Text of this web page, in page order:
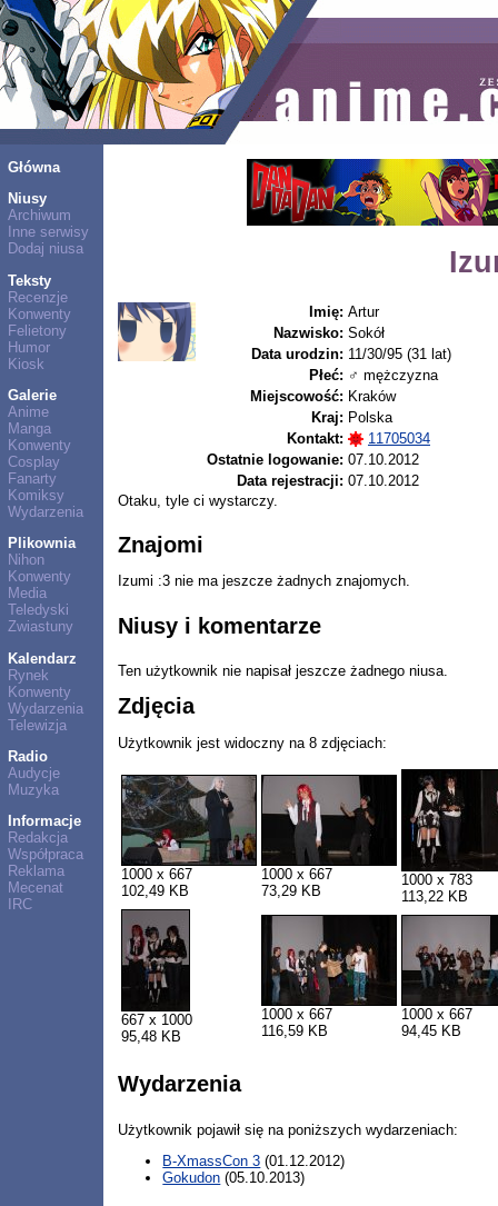
Główna
Niusy
Archiwum
Inne serwisy
Dodaj niusa
Teksty
Recenzje
Konwenty
Felietony
Humor
Kiosk
Galerie
Anime
Manga
Konwenty
Cosplay
Fanarty
Komiksy
Wydarzenia
Plikownia
Nihon
Konwenty
Media
Teledyski
Zwiastuny
Kalendarz
Rynek
Konwenty
Wydarzenia
Telewizja
Radio
Audycje
Muzyka
Informacje
Redakcja
Współpraca
Reklama
Mecenat
IRC
Imię: Artur
Nazwisko: Sokół
Data urodzin: 11/30/95 (31 lat)
Płeć: ♂ mężczyzna
Miejscowość: Kraków
Kraj: Polska
Kontakt:
11705034
Ostatnie logowanie: 07.10.2012
Data rejestracji: 07.10.2012
Otaku, tyle ci wystarczy.
Znajomi
Izumi :3 nie ma jeszcze żadnych znajomych.
Niusy i komentarze
Ten użytkownik nie napisał jeszcze żadnego niusa.
Zdjęcia
Użytkownik jest widoczny na 8 zdjęciach:
1000 x 667
102,49 KB
1000 x 667
73,29 KB
1000 x 783
113,22 KB
667 x 1000
95,48 KB
1000 x 667
116,59 KB
1000 x 667
94,45 KB
Wydarzenia
Użytkownik pojawił się na poniższych wydarzeniach:
B-XmassCon 3 (01.12.2012)
Gokudon (05.10.2013)